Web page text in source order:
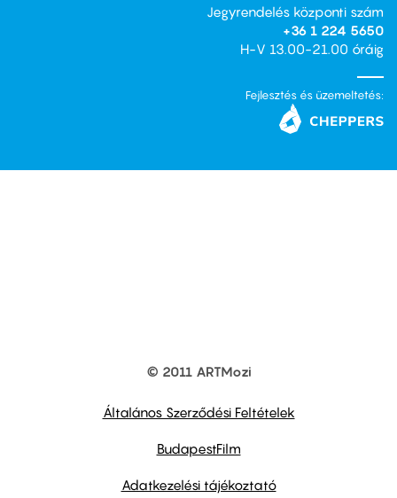
Jegyrendelés központi szám
+36 1 224 5650
H-V 13.00-21.00 óráig
Fejlesztés és üzemeltetés:
© 2011 ARTMozi
Általános Szerződési Feltételek
BudapestFilm
Adatkezelési tájékoztató